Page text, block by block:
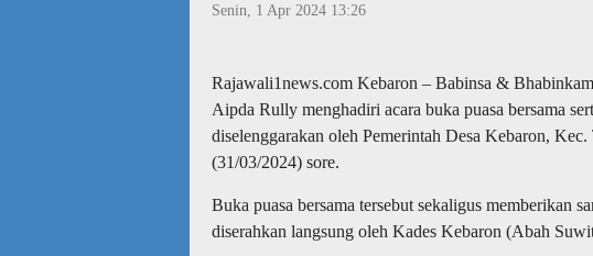
Senin, 1 Apr 2024 13:26
Rajawali1news.com Kebaron – Babinsa &
Aipda Rully menghadiri acara buka puasa bersama
diselenggarakan oleh Pemerintah Desa Kebaron,
(31/03/2024) sore.
Buka puasa bersama tersebut sekaligus memberikan
diserahkan langsung oleh Kades Kebaron (Abah